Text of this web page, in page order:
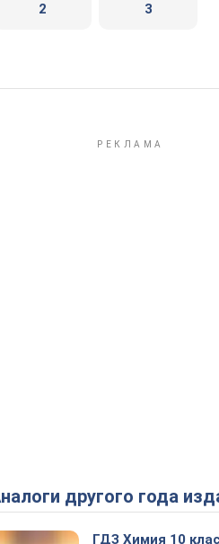
2 3
Аналоги другого года
ГДЗ Химия 10